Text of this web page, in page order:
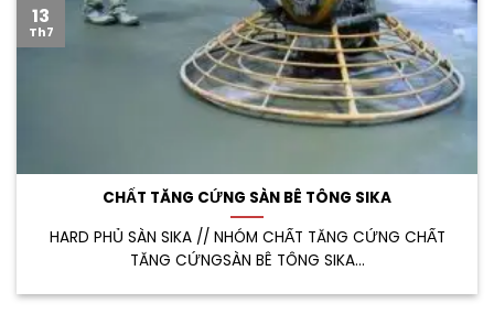
CHẤT TĂNG CỨNG SÀN BÊ TÔNG SIKA
HARD PHỦ SÀN SIKA // NHÓM CHẤT TĂNG CỨNG CHẤT
TĂNG CỨNGSÀN BÊ TÔNG SIKA...
13
Th7